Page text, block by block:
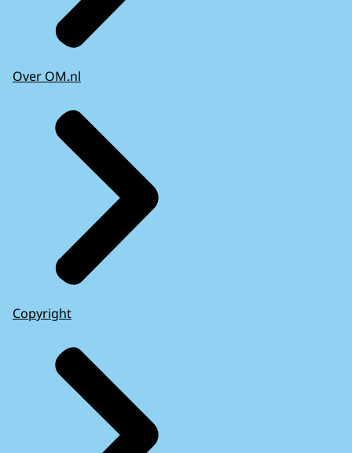
Over OM.nl
Copyright